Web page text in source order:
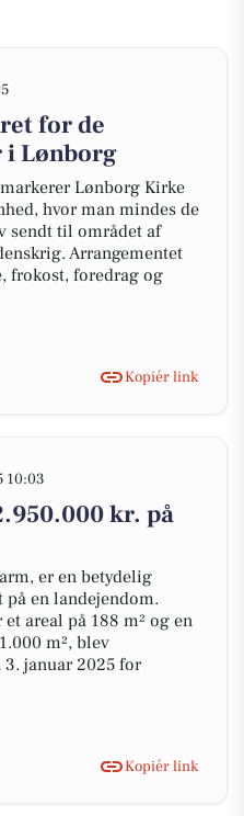
for de
i Lønborg
Lønborg Kirke
hvor man mindes de
sendt til området af
Arrangementet
frokost, foredrag og
Kopiér link
10:03
kr. på
er en betydelig
en landejendom.
areal på 188 m² og en
m², blev
januar 2025 for
Kopiér link